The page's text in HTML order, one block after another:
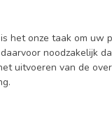
het onze taak om uw
noodzakelijk
uitvoeren van de